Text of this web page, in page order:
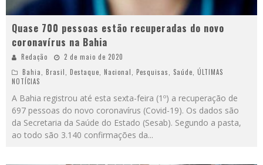
Quase 700 pessoas estão recuperadas do novo
coronavírus na Bahia
Redação
2 de maio de 2020
Bahia
Brasil Destaque Nacional Pesquisas Saúde ÚLTIMAS
NOTÍCIAS
A Bahia registrou até esta sexta-feira (1º) a recuperação de
697 pessoas do novo coronavírus (Covid-19). Os dados são
da Secretaria da Saúde do Estado (Sesab). Segundo a pasta,
ao todo são 3.140 confirmações da...